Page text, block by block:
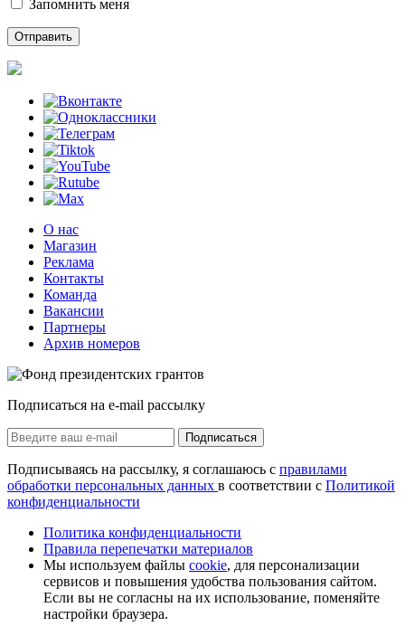
Запомнить меня
О нас
Магазин
Реклама
Контакты
Команда
Вакансии
Партнеры
Архив номеров
Подписаться на e-mail рассылку
Подписаться
Подписываясь на рассылку, я соглашаюсь с правилами
обработки персональных данных в соответствии с Политикой
конфиденциальности
Политика конфиденциальности
Правила перепечатки материалов
Мы используем файлы cookie, для персонализации
сервисов и повышения удобства пользования сайтом.
Если вы не согласны на их использование, поменяйте
настройки браузера.